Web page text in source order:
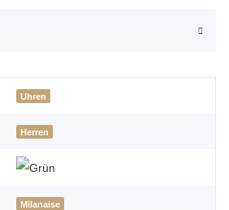
Uhren
Herren
Milanaise